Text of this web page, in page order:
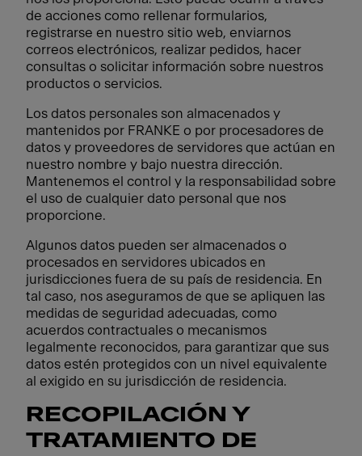
de acciones como rellenar formularios,
registrarse en nuestro sitio web, enviarnos
correos electrónicos, realizar pedidos, hacer
consultas o solicitar información sobre nuestros
productos o servicios.
Los datos personales son almacenados y
mantenidos por FRANKE o por procesadores de
datos y proveedores de servidores que actúan en
nuestro nombre y bajo nuestra dirección.
Mantenemos el control y la responsabilidad sobre
el uso de cualquier dato personal que nos
proporcione.
Algunos datos pueden ser almacenados o
procesados en servidores ubicados en
jurisdicciones fuera de su país de residencia. En
tal caso, nos aseguramos de que se apliquen las
medidas de seguridad adecuadas, como
acuerdos contractuales o mecanismos
legalmente reconocidos, para garantizar que sus
datos estén protegidos con un nivel equivalente
al exigido en su jurisdicción de residencia.
RECOPILACIÓN Y
TRATAMIENTO DE